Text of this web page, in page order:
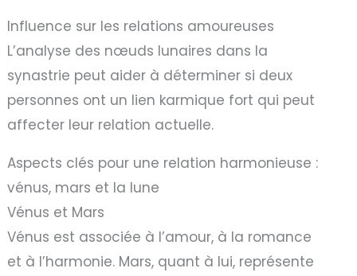
Influence sur les relations amoureuses
L’analyse des nœuds lunaires dans la
synastrie peut aider à déterminer si deux
personnes ont un lien karmique fort qui peut
affecter leur relation actuelle.
Aspects clés pour une relation harmonieuse :
vénus, mars et la lune
Vénus et Mars
Vénus est associée à l’amour, à la romance
et à l’harmonie. Mars, quant à lui, représente